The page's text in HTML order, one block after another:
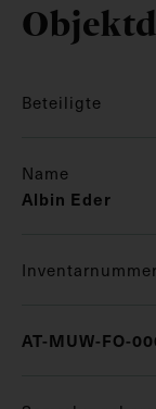
Beteiligte
Name
Albin Eder
Inventarnummer
AT-MUW-FO-